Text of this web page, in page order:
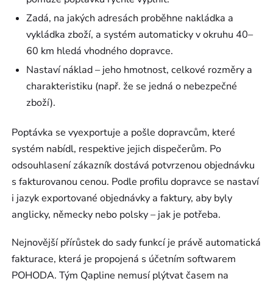
Zadá, na jakých adresách proběhne nakládka a
vykládka zboží, a systém automaticky v okruhu 40–
60 km hledá vhodného dopravce.
Nastaví náklad – jeho hmotnost, celkové rozměry a
charakteristiku (např. že se jedná o nebezpečné
zboží).
Poptávka se vyexportuje a pošle dopravcům, které
systém nabídl, respektive jejich dispečerům. Po
odsouhlasení zákazník dostává potvrzenou objednávku
s fakturovanou cenou. Podle profilu dopravce se nastaví
i jazyk exportované objednávky a faktury, aby byly
anglicky, německy nebo polsky – jak je potřeba.
Nejnovější přírůstek do sady funkcí je právě automatická
fakturace, která je propojená s účetním softwarem
POHODA. Tým Qapline nemusí plýtvat časem na